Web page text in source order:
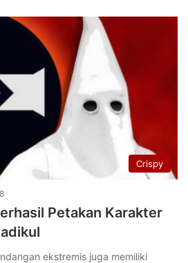
Crispy
Petakan Karakter
ekstremis juga memiliki